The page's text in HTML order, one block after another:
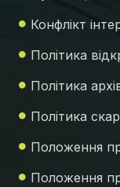
Конфлікт
Політика
Політика
Політика
Положення
Положення